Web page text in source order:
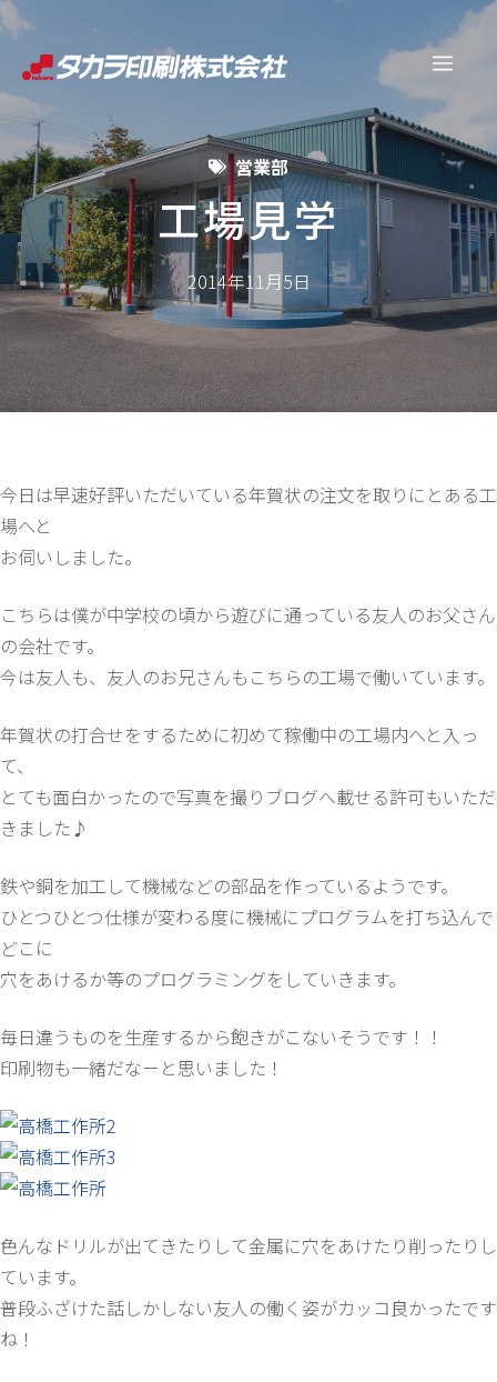
コ
ン
へ
ス
キ
プ
メ
ュ
ー
営業部
工場見学
2014年11月5日
今日は早速好評いただいている年賀状の注文を取りにとある工
場へと
お伺いしました。
こちらは僕が中学校の頃から遊びに通っている友人のお父さん
の会社です。
今は友人も、友人のお兄さんもこちらの工場で働いています。
年賀状の打合せをするために初めて稼働中の工場内へと入っ
て、
とても面白かったので写真を撮りブログへ載せる許可もいただ
きました♪
鉄や銅を加工して機械などの部品を作っているようです。
ひとつひとつ仕様が変わる度に機械にプログラムを打ち込んで
どこに
穴をあけるか等のプログラミングをしていきます。
毎日違うものを生産するから飽きがこないそうです！！
印刷物も一緒だなーと思いました！
色んなドリルが出てきたりして金属に穴をあけたり削ったりし
ています。
普段ふざけた話しかしない友人の働く姿がカッコ良かったです
ね！